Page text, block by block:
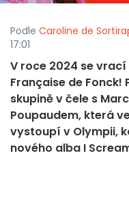
Podle Caroline de
17:01
V roce 2024 se vrací
Française de Fonck!
skupině v čele s
Poupaudem, která
vystoupí v Olympii,
nového alba I